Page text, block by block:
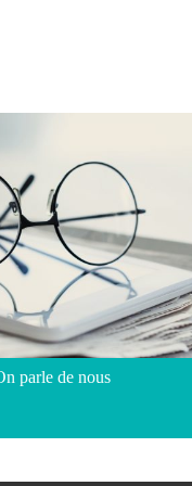
parle de nous